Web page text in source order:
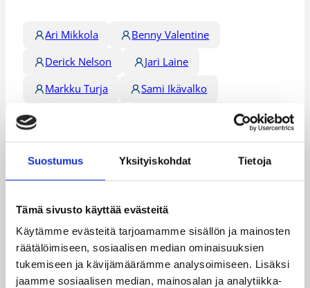
Suostumus Yksityiskohdat Tietoja
Tämä sivusto käyttää evästeitä
Käytämme evästeitä tarjoamamme sisällön ja mainosten
räätälöimiseen, sosiaalisen median ominaisuuksien
tukemiseen ja kävijämäärämme analysoimiseen. Lisäksi
jaamme sosiaalisen median, mainosalan ja analytiikka-
Ari Mikkola
Benny Valentine
Derick Nelson
Jari Laine
Markku Turja
Sami Ikävalko
Kategoriat
Miesten I divisioona B
Pääjuttu
Sarjat